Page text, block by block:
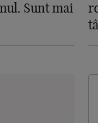
Sunt mai